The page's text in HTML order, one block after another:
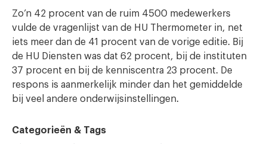
Zo’n 42 procent van de ruim 4500 medewerkers
vulde de vragenlijst van de HU Thermometer in, net
iets meer dan de 41 procent van de vorige editie. Bij
de HU Diensten was dat 62 procent, bij de instituten
37 procent en bij de kenniscentra 23 procent. De
respons is aanmerkelijk minder dan het gemiddelde
bij veel andere onderwijsinstellingen.
Categorieën & Tags